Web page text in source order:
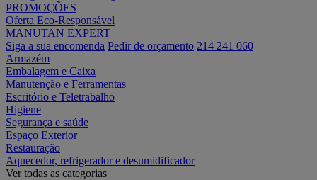
PROMOÇÕES
Oferta Eco-Responsável
MANUTAN EXPERT
Siga a sua encomenda Pedir de orçamento 214 241 060
Armazém
Embalagem e Caixa
Manutenção e Ferramentas
Escritório e Teletrabalho
Higiene
Segurança e saúde
Espaço Exterior
Restauração
Aquecedor, refrigerador e desumidificador
Ver todas as categorias